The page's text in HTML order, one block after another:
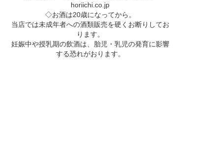
horiichi.co.jp
◇お酒は20歳になってから。
当店では未成年者への酒類販売を硬くお断りしてお
ります。
妊娠中や授乳期の飲酒は、胎児・乳児の発育に影響
する恐れがおります。